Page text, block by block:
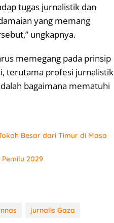
tugas jurnalistik dan
yang memang
ungkapnya.
memegang pada prinsip
terutama profesi jurnalistik
bagaimana mematuhi
Besar dari Timur di Masa
2029
jurnalis Gaza